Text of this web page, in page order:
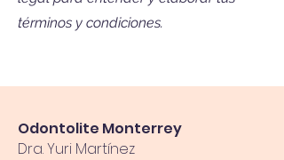
términos y condiciones.
Odontolite Monterrey
Dra. Yuri Martínez